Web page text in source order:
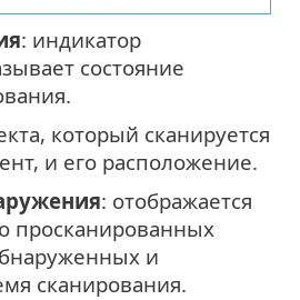
: индикатор
состояние
который сканируется
и его расположение.
: отображается
просканированных
и
сканирования.